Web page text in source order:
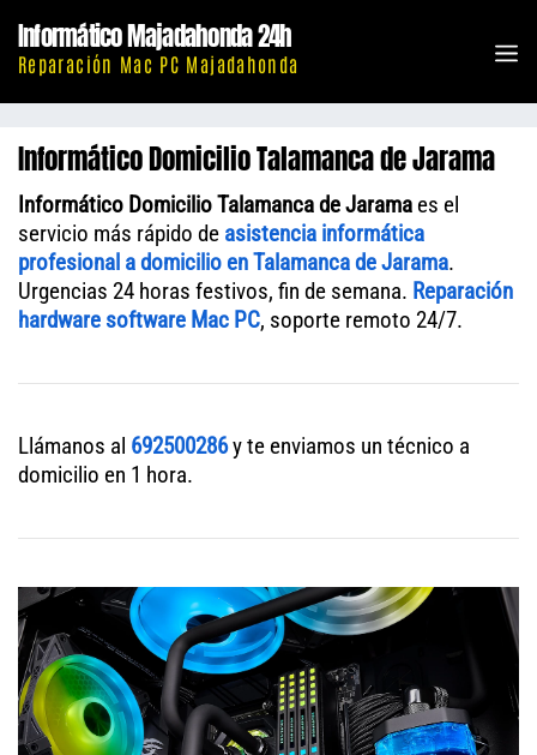
contenido
Informático Majadahonda 24h
Reparación Mac PC Majadahonda
Informático Domicilio Talamanca de Jarama
Informático Domicilio Talamanca de Jarama es el
servicio más rápido de asistencia informática
profesional a domicilio en Talamanca de Jarama.
Urgencias 24 horas festivos, fin de semana. Reparación
hardware software Mac PC, soporte remoto 24/7.
Llámanos al 692500286y te enviamos un técnico a
domicilio en 1 hora.